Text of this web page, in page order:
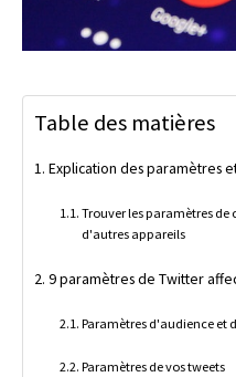
Table des matières
Explication des paramètres
Trouver les paramètres
d'autres appareils
9 paramètres de Twitter
Paramètres d'audience et
Paramètres de vos tweets